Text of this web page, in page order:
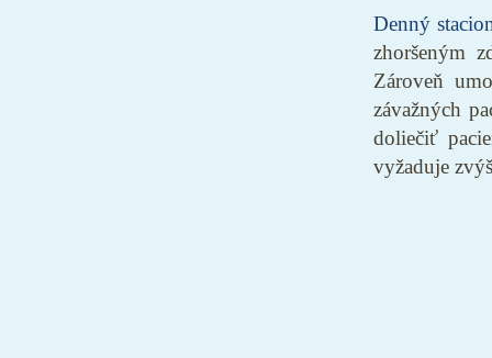
Denný
zhoršeným
Zároveň
závažných
doliečiť
vyžaduje